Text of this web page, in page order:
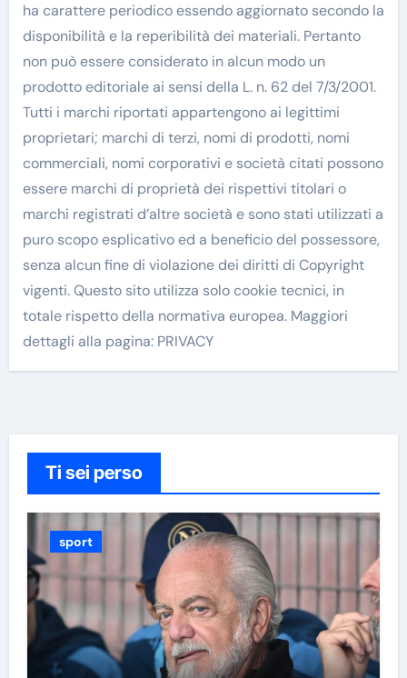
ha carattere periodico essendo aggiornato secondo la
disponibilità e la reperibilità dei materiali. Pertanto
non può essere considerato in alcun modo un
prodotto editoriale ai sensi della L. n. 62 del 7/3/2001.
Tutti i marchi riportati appartengono ai legittimi
proprietari; marchi di terzi, nomi di prodotti, nomi
commerciali, nomi corporativi e società citati possono
essere marchi di proprietà dei rispettivi titolari o
marchi registrati d’altre società e sono stati utilizzati a
puro scopo esplicativo ed a beneficio del possessore,
senza alcun fine di violazione dei diritti di Copyright
vigenti. Questo sito utilizza solo cookie tecnici, in
totale rispetto della normativa europea. Maggiori
dettagli alla pagina: PRIVACY
Ti sei perso
sport